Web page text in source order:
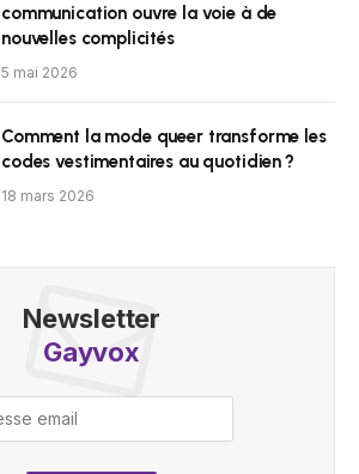
communication ouvre la voie à de
nouvelles complicités
5 mai 2026
Comment la mode queer transforme les
codes vestimentaires au quotidien ?
18 mars 2026
Newsletter
Gayvox